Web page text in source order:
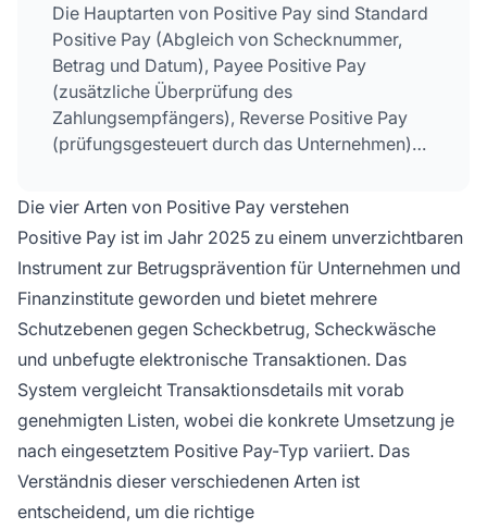
Die Hauptarten von Positive Pay sind Standard
Positive Pay (Abgleich von Schecknummer,
Betrag und Datum), Payee Positive Pay
(zusätzliche Überprüfung des
Zahlungsempfängers), Reverse Positive Pay
(prüfungsgesteuert durch das Unternehmen)
elektronischer Abbuchungen). Jede Variante
bietet unterschiedliche Schutzstufen vor
Betrug, die auf spezifische
Geschäftsbedürfnisse und Transaktionsarten
zugeschnitten sind.
Die vier Arten von Positive Pay verstehen
Positive Pay ist im Jahr 2025 zu einem unverzichtbaren
Instrument zur Betrugsprävention für Unternehmen und
Finanzinstitute geworden und bietet mehrere
Schutzebenen gegen Scheckbetrug, Scheckwäsche
und unbefugte elektronische Transaktionen. Das
System vergleicht Transaktionsdetails mit vorab
genehmigten Listen, wobei die konkrete Umsetzung je
nach eingesetztem Positive Pay-Typ variiert. Das
Verständnis dieser verschiedenen Arten ist
entscheidend, um die richtige